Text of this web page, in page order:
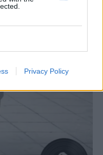
Privacy Policy